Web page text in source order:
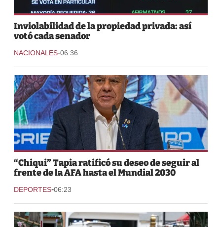
Inviolabilidad de la propiedad privada: así
votó cada senador
NACIONALES-06:36
“Chiqui” Tapia ratificó su deseo de seguir al
frente de la AFA hasta el Mundial 2030
DEPORTES-06:23